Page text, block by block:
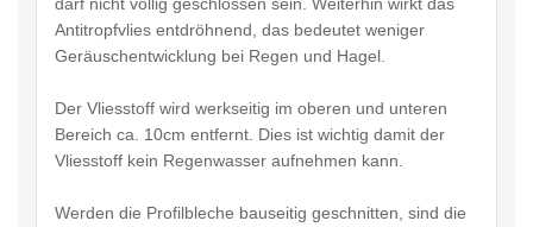
Antitropfvlies entdröhnend, das bedeutet weniger
Geräuschentwicklung bei Regen und Hagel.
Der Vliesstoff wird werkseitig im oberen und unteren
Bereich ca. 10cm entfernt. Dies ist wichtig damit der
Vliesstoff kein Regenwasser aufnehmen kann.
Werden die Profilbleche bauseitig geschnitten, sind die